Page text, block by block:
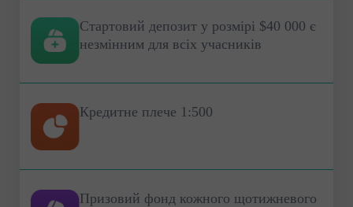
Стартовий депозит у розмірі $40 000 є
незмінним для всіх учасників
Кредитне плече 1:500
Призовий фонд кожного щотижневого